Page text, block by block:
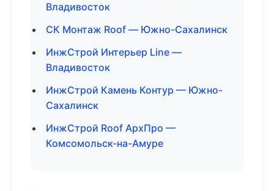
Владивосток
СК Монтаж Roof — Южно-Сахалинск
ИнжСтрой Интерьер Line —
Владивосток
ИнжСтрой Камень Контур — Южно-
Сахалинск
ИнжСтрой Roof АрхПро —
Комсомольск-на-Амуре